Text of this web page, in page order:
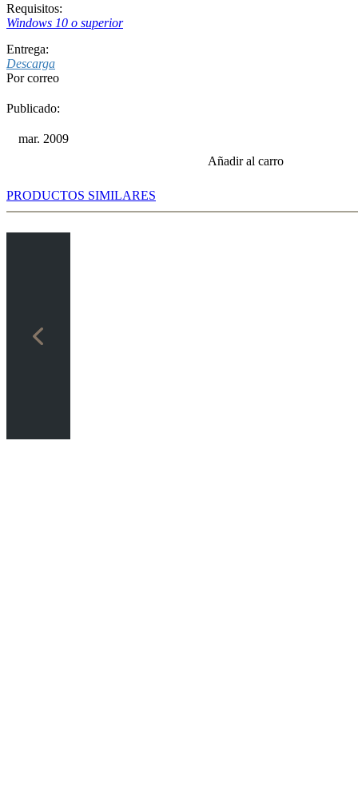
Requisitos:
Windows 10 o superior
Entrega:
Descarga
Por correo
Publicado:
mar. 2009
Añadir al carro
PRODUCTOS SIMILARES